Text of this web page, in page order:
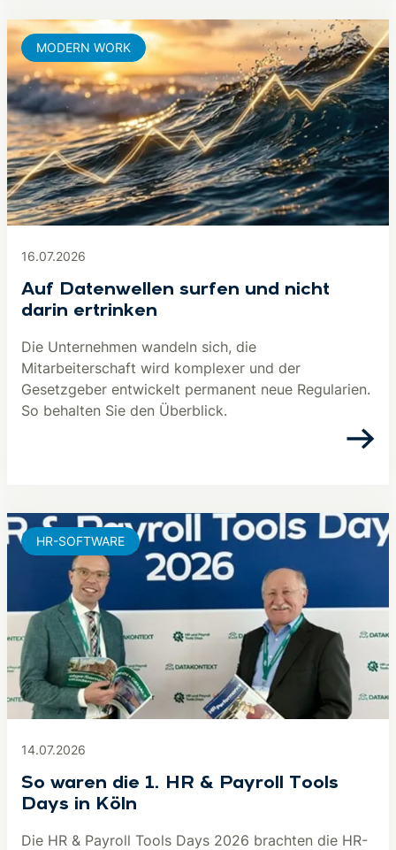
16.07.2026
Auf Datenwellen surfen und nicht
darin ertrinken
Die Unternehmen wandeln sich, die
Mitarbeiterschaft wird komplexer und der
Gesetzgeber entwickelt permanent neue Regularien.
So behalten Sie den Überblick.
MODERN WORK
14.07.2026
So waren die 1. HR & Payroll Tools
Days in Köln
Die HR & Payroll Tools Days 2026 brachten die HR-
HR-SOFTWARE